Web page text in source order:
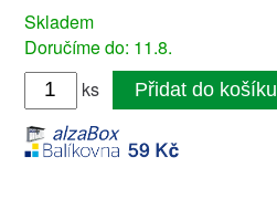
Skladem
Doručíme do: 11.8.
ks
Přidat do košíku